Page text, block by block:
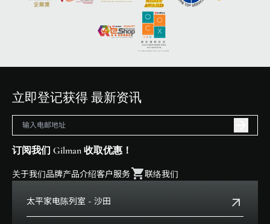
立即登记获得 最新资讯
订阅我们 Gilman 收取优惠！
关于我们品牌产品介绍客户服务 联络我们
太平家电陈列室 - 沙田